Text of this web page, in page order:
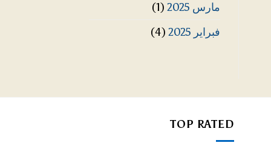
مارس 2025
(1)
فبراير 2025
(4)
TOP RATED